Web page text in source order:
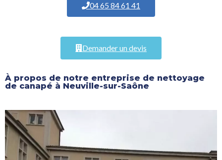
04 65 84 61 41
Demander un devis
À propos de notre entreprise de nettoyage
de canapé à Neuville-sur-Saône